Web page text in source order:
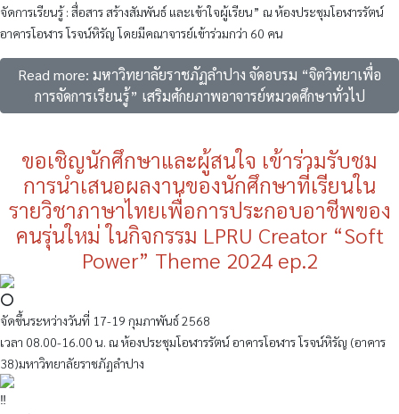
จัดการเรียนรู้ : สื่อสาร สร้างสัมพันธ์ และเข้าใจผู้เรียน” ณ ห้องประชุมโอฬารรัตน์
อาคารโอฬาร โรจน์หิรัญ โดยมีคณาจารย์เข้าร่วมกว่า 60 คน
Read more: มหาวิทยาลัยราชภัฏลำปาง จัดอบรม “จิตวิทยาเพื่อ
การจัดการเรียนรู้” เสริมศักยภาพอาจารย์หมวดศึกษาทั่วไป
ขอเชิญนักศึกษาและผู้สนใจ เข้าร่วมรับชม
การนำเสนอผลงานของนักศึกษาที่เรียนใน
รายวิชาภาษาไทยเพื่อการประกอบอาชีพของ
คนรุ่นใหม่ ในกิจกรรม LPRU Creator “Soft
Power” Theme 2024 ep.2
จัดขึ้นระหว่างวันที่ 17-19 กุมภาพันธ์ 2568
เวลา 08.00-16.00 น. ณ ห้องประชุมโอฬารรัตน์ อาคารโอฬาร โรจน์หิรัญ (อาคาร
38)มหาวิทยาลัยราชภัฏลำปาง